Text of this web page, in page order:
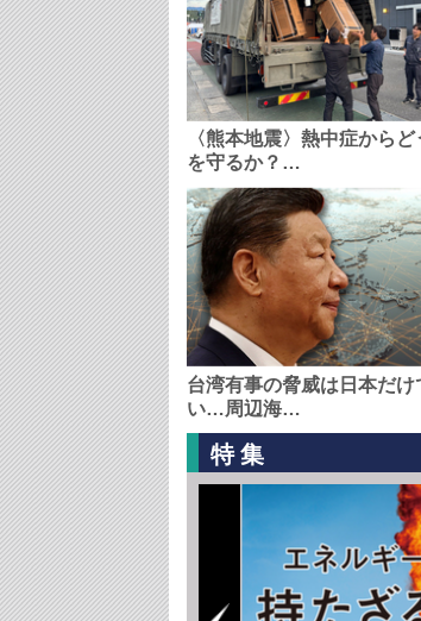
〈熊本地震〉熱中症からど
を守るか？…
台湾有事の脅威は日本だけ
い…周辺海…
特集